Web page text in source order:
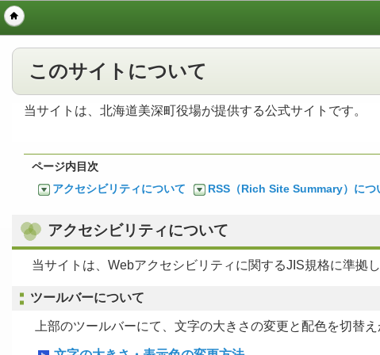
このサイトについて
当サイトは、北海道美深町役場が提供する公式サイトです。
ページ内目次
アクセシビリティについて
RSS（Rich Site Summary）につ
アクセシビリティについて
当サイトは、Webアクセシビリティに関するJIS規格に準拠
ツールバーについて
上部のツールバーにて、文字の大きさの変更と配色を切替え